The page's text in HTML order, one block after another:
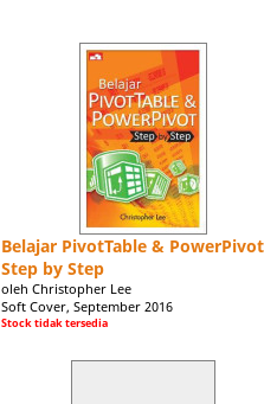
Belajar PivotTable &
Step by Step
oleh Christopher Lee
Soft Cover, September 2016
Stock tidak tersedia